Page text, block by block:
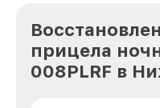
прицела
008PLRF в